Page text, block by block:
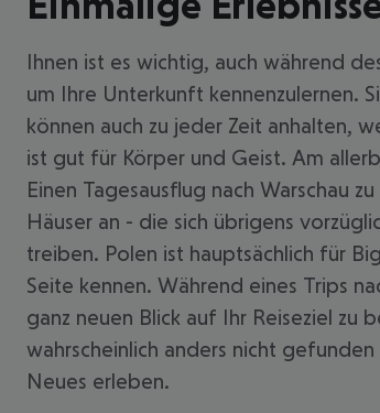
Ihnen ist es wichtig, auch während
um Ihre Unterkunft kennenzulernen.
können auch zu jeder Zeit anhalten,
ist gut für Körper und Geist. Am
Einen Tagesausflug nach Warschau
Häuser an - die sich übrigens
treiben. Polen ist hauptsächlich für
Seite kennen. Während eines Trips
ganz neuen Blick auf Ihr Reiseziel
wahrscheinlich anders nicht
Neues erleben.